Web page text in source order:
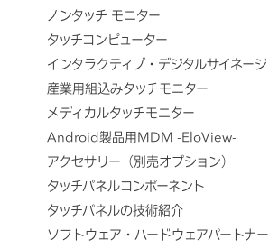
ノンタッチ モニター
タッチコンピューター
インタラクティブ・デジタルサイネージ
産業用組込みタッチモニター
メディカルタッチモニター
Android製品用MDM -EloView-
アクセサリー（別売オプション）
タッチパネルコンポーネント
タッチパネルの技術紹介
ソフトウェア・ハードウェアパートナー